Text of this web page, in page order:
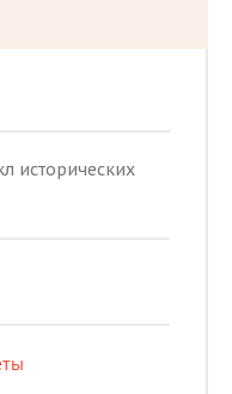
исторических